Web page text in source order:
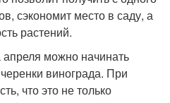
сэкономит место в саду, а
растений.
можно начинать
винограда. При
что это не только